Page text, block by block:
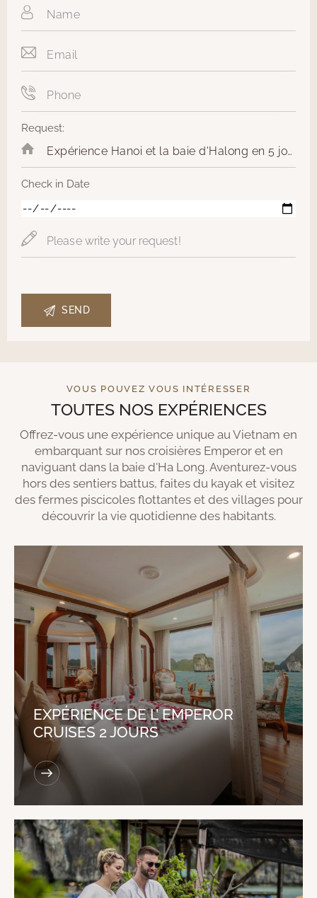
Request:
Check in Date
VOUS POUVEZ VOUS INTÉRESSER
TOUTES NOS EXPÉRIENCES
Offrez-vous une expérience unique au Vietnam en
embarquant sur nos croisières Emperor et en
naviguant dans la baie d'Ha Long. Aventurez-vous
hors des sentiers battus, faites du kayak et visitez
des fermes piscicoles flottantes et des villages pour
découvrir la vie quotidienne des habitants.
EXPÉRIENCE DE L’ EMPEROR
CRUISES 2 JOURS